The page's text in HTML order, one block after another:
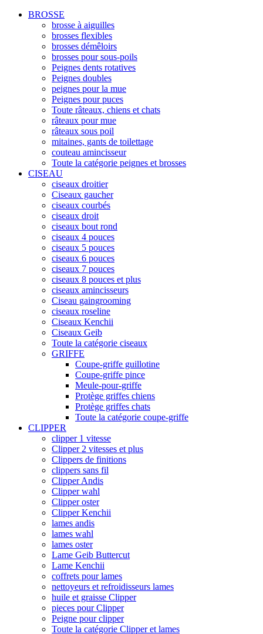
BROSSE
brosse à aiguilles
brosses flexibles
brosses démêloirs
brosses pour sous-poils
Peignes dents rotatives
Peignes doubles
peignes pour la mue
Peignes pour puces
Toute râteaux, chiens et chats
râteaux pour mue
râteaux sous poil
mitaines, gants de toilettage
couteau amincisseur
Toute la catégorie peignes et brosses
CISEAU
ciseaux droitier
Ciseaux gaucher
ciseaux courbés
ciseaux droit
ciseaux bout rond
ciseaux 4 pouces
ciseaux 5 pouces
ciseaux 6 pouces
ciseaux 7 pouces
ciseaux 8 pouces et plus
ciseaux amincisseurs
Ciseau gaingrooming
ciseaux roseline
Ciseaux Kenchii
Ciseaux Geib
Toute la catégorie ciseaux
GRIFFE
Coupe-griffe guillotine
Coupe-griffe pince
Meule-pour-griffe
Protège griffes chiens
Protège griffes chats
Toute la catégorie coupe-griffe
CLIPPER
clipper 1 vitesse
Clipper 2 vitesses et plus
Clippers de finitions
clippers sans fil
Clipper Andis
Clipper wahl
Clipper oster
Clipper Kenchii
lames andis
lames wahl
lames oster
Lame Geib Buttercut
Lame Kenchii
coffrets pour lames
nettoyeurs et refroidisseurs lames
huile et graisse Clipper
pieces pour Clipper
Peigne pour clipper
Toute la catégorie Clipper et lames